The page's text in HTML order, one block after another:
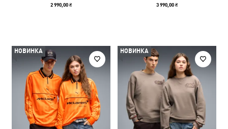
2 990,00 ₴ 3 990,00 ₴
НОВИНКА НОВИНКА